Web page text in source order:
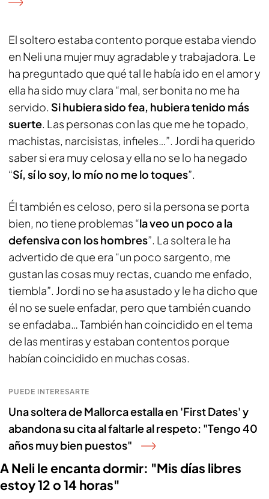
El soltero estaba contento porque estaba viendo
en Neli una mujer muy agradable y trabajadora. Le
ha preguntado que qué tal le había ido en el amor y
ella ha sido muy clara “mal, ser bonita no me ha
servido. Si hubiera sido fea, hubiera tenido más
suerte . Las personas con las que me he topado,
machistas, narcisistas, infieles…”. Jordi ha querido
saber si era muy celosa y ella no se lo ha negado
“Sí, sí lo soy, lo mío no me lo toques”.
Él también es celoso, pero si la persona se porta
bien, no tiene problemas “la veo un poco a la
defensiva con los hombres”. La soltera le ha
advertido de que era “un poco sargento, me
gustan las cosas muy rectas, cuando me enfado,
tiembla”. Jordi no se ha asustado y le ha dicho que
él no se suele enfadar, pero que también cuando
se enfadaba… También han coincidido en el tema
de las mentiras y estaban contentos porque
habían coincidido en muchas cosas.
PUEDE INTERESARTE
Una soltera de Mallorca estalla en 'First Dates' y
abandona su cita al faltarle al respeto: "Tengo 40
años muy bien puestos"
A Neli le encanta dormir: "Mis días libres
estoy 12 o 14 horas"